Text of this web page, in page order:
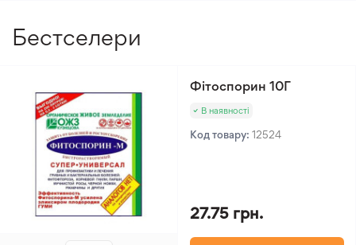
Бестселери
Фітоспорин 10Г
В наявності
Код товару: 12524
27.75 грн.